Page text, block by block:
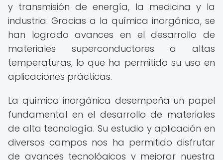
y transmisión de energía, la medicina y la
industria. Gracias a la química inorgánica, se
han logrado avances en el desarrollo de
materiales superconductores a altas
temperaturas, lo que ha permitido su uso en
aplicaciones prácticas.
La química inorgánica desempeña un papel
fundamental en el desarrollo de materiales
de alta tecnología. Su estudio y aplicación en
diversos campos nos ha permitido disfrutar
de avances tecnológicos y mejorar nuestra